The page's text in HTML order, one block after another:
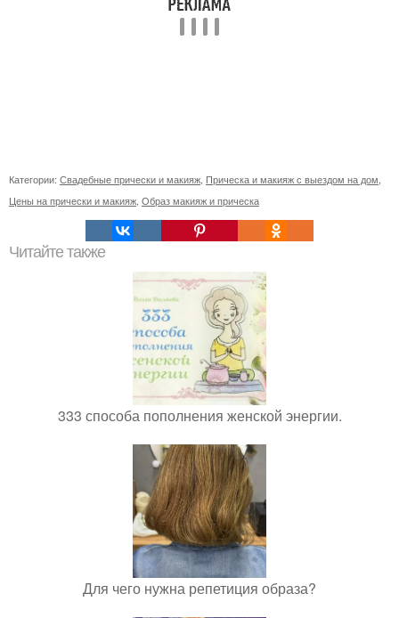
Категории: Свадебные прически и макияж, Прическа и макияж с выездом на дом,
Цены на прически и макияж, Образ макияж и прическа
Читайте также
333 способа пополнения женской энергии.
Для чего нужна репетиция образа?